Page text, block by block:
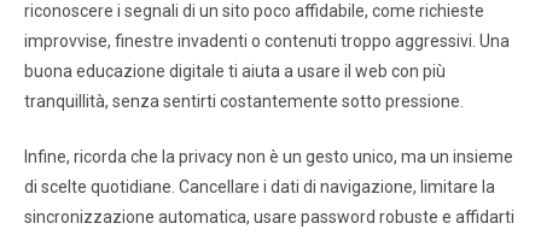
riconoscere i segnali di un sito poco affidabile, come richieste
improvvise, finestre invadenti o contenuti troppo aggressivi. Una
buona educazione digitale ti aiuta a usare il web con più
tranquillità, senza sentirti costantemente sotto pressione.
Infine, ricorda che la privacy non è un gesto unico, ma un insieme
di scelte quotidiane. Cancellare i dati di navigazione, limitare la
sincronizzazione automatica, usare password robuste e affidarti